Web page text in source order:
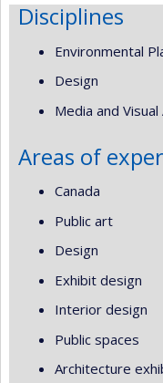
Disciplines
Environmental
Design
Media and
Areas of
Canada
Public art
Design
Exhibit design
Interior design
Public spaces
Architecture